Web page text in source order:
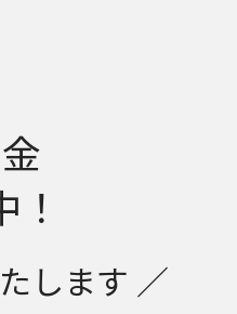
します ／